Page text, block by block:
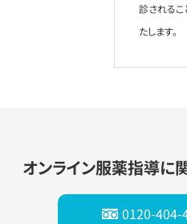
診されるこ
たします。
オンライン服薬指導に
0120-404-